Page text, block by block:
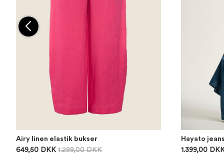
Airy linen elastik bukser
649,50 DKK 1.299,00 DKK
Hayato
1.399,00